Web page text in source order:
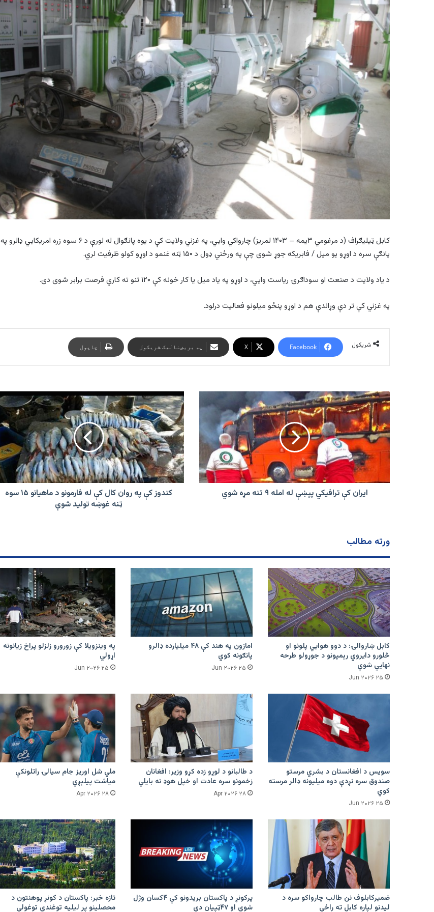
کابل ټيليګراف (د مرغومي ۳يمه – ۱۴۰۳ لمريز) چارواکي وایي، په غزني ولایت کې د یوه پانګوال له لورې د ۶ سوه زره امریکایي ډالرو په
پانګې سره د اوړو یو میل / فابریکه جوړ شوی چې په ورځني ډول د ۱۵۰ ټنه غنمو د اوړو کولو ظرفیت لري.
د یاد ولایت د صنعت او سوداګرۍ ریاست وایي، د اوړو په یاد میل یا کار خونه کې ۱۲۰ تنو ته کاري فرصت برابر شوی دی.
په غزني کې تر دې وړاندې هم د اوړو پنځو میلونو فعالیت درلود.
شریکول Facebook
X په بریښنالیک شریکول چاپول
ایران
کې
ترافیکي
پېښې
له
امله
۹
مړه
ایران کې ترافیکي پېښې له امله ۹ تنه مړه شوي
کندوز
کې
په
روان
کال
کې
له
فارمونو
د
ماهیانو
شوې
کندوز کې په روان کال کې له فارمونو د ماهیانو ۱۵ سوه
ټنه غوښه تولید شوې
ورته مطالب
کابل ښاروالۍ: د دوو هوايي پلونو او
څلورو دایروي رېمپونو د جوړولو طرحه
نهایي شوې
۲۵ Jun ۲۰۲۶
امازون په هند کې ۴۸ میلیارده ډالرو
پانګونه کوي
۲۵ Jun ۲۰۲۶
په وینزویلا کې زورورو زلزلو پراخ زیانونه
اړولي
۲۵ Jun ۲۰۲۶
سویس د افغانستان د بشري مرستو
صندوق سره نږدې دوه میلیونه ډالر مرسته
کوي
۲۵ Jun ۲۰۲۶
د طالبانو د لوړو زده کړو وزیر: افغانان
زخمونو سره عادت او خپل هوډ نه بایلي
۲۸ Apr ۲۰۲۶
ملي شل اوریز جام سیالۍ راتلونکې
میاشت پیلېږي
۲۸ Apr ۲۰۲۶
ضمیرکابلوف نن طالب چارواکو سره د
لیدنو لپاره کابل ته راځي
پرکونړ د پاکستان بریدونو کې ۴کسان وژل
شوي او ۴۷ټپیان دي
تازه خبر: پاکستان د کونړ پوهنتون د
محصلینو پر لیلیه توغندي توغولي